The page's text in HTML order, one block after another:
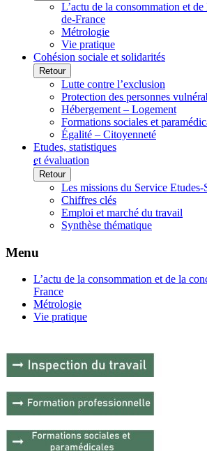
L’actu de la consommation et
de-France
Métrologie
Vie pratique
Cohésion sociale et solidarités
Retour
Lutte contre l’exclusion
Protection des personnes
Hébergement – Logement
Formations sociales et
Égalité – Citoyenneté
Etudes, statistiques
et évaluation
Retour
Les missions du Service
Chiffres clés
Emploi et marché du travail
Synthèse thématique
Menu
L’actu de la consommation et de la
France
Métrologie
Vie pratique